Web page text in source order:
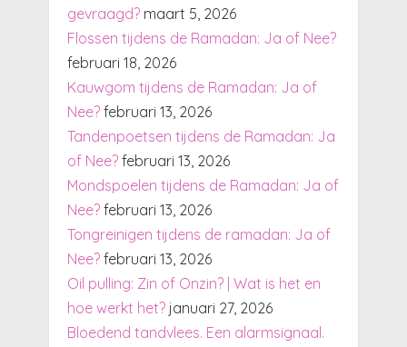
gevraagd? maart 5, 2026
Flossen tijdens de Ramadan: Ja of Nee?
februari 18, 2026
Kauwgom tijdens de Ramadan: Ja of
Nee? februari 13, 2026
Tandenpoetsen tijdens de Ramadan: Ja
of Nee? februari 13, 2026
Mondspoelen tijdens de Ramadan: Ja of
Nee? februari 13, 2026
Tongreinigen tijdens de ramadan: Ja of
Nee? februari 13, 2026
Oil pulling: Zin of Onzin? | Wat is het en
hoe werkt het? januari 27, 2026
Bloedend tandvlees. Een alarmsignaal.